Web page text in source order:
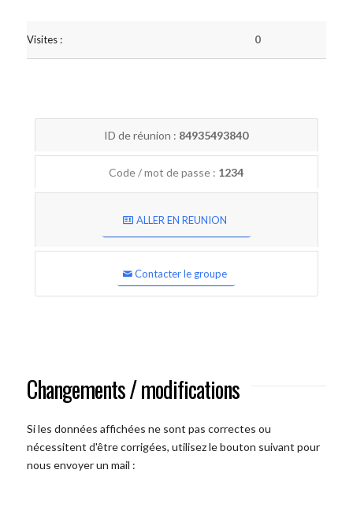
Visites : 0
ID de réunion : 84935493840
Code / mot de passe : 1234
ALLER EN REUNION
Contacter le groupe
Changements / modifications
Si les données affichées ne sont pas correctes ou
nécessitent d'être corrigées, utilisez le bouton suivant pour
nous envoyer un mail :